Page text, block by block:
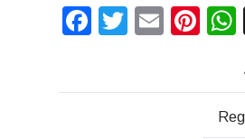
Facebook
Twitter
Email